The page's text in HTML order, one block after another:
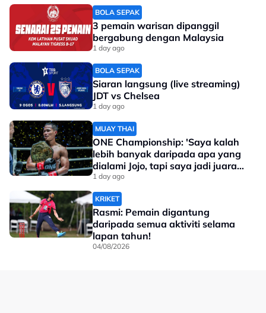
BOLA SEPAK
3 pemain warisan dipanggil
bergabung dengan Malaysia
1 day ago
BOLA SEPAK
Siaran langsung (live streaming)
JDT vs Chelsea
1 day ago
MUAY THAI
ONE Championship: 'Saya kalah
lebih banyak daripada apa yang
dialami Jojo, tapi saya jadi juara
dunia'
1 day ago
KRIKET
Rasmi: Pemain digantung
daripada semua aktiviti selama
lapan tahun!
04/08/2026